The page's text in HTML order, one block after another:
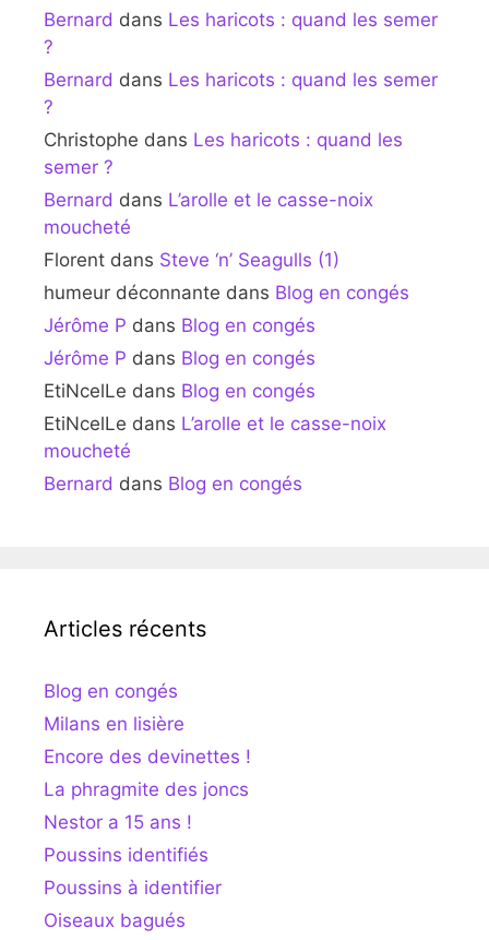
Bernard dans Les haricots : quand les semer
?
Bernard dans Les haricots : quand les semer
?
Christophe dans Les haricots : quand les
semer ?
Bernard dans L’arolle et le casse-noix
moucheté
Florent dans Steve ‘n’ Seagulls (1)
humeur déconnante dans Blog en congés
Jérôme P dans Blog en congés
Jérôme P dans Blog en congés
EtiNcelLe dans Blog en congés
EtiNcelLe dans L’arolle et le casse-noix
moucheté
Bernard dans Blog en congés
Articles récents
Blog en congés
Milans en lisière
Encore des devinettes !
La phragmite des joncs
Nestor a 15 ans !
Poussins identifiés
Poussins à identifier
Oiseaux bagués